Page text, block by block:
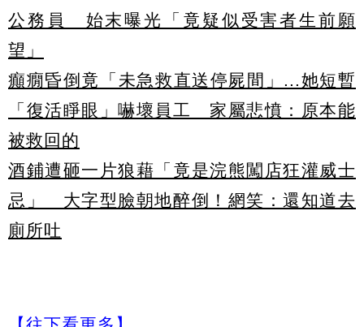
公務員 始末曝光「竟疑似受害者生前願
望」
癲癇昏倒竟「未急救直送停屍間」...她短暫
「復活睜眼」嚇壞員工 家屬悲憤：原本能
被救回的
酒鋪遭砸一片狼藉「竟是浣熊闖店狂灌威士
忌」 大字型臉朝地醉倒！網笑：還知道去
廁所吐